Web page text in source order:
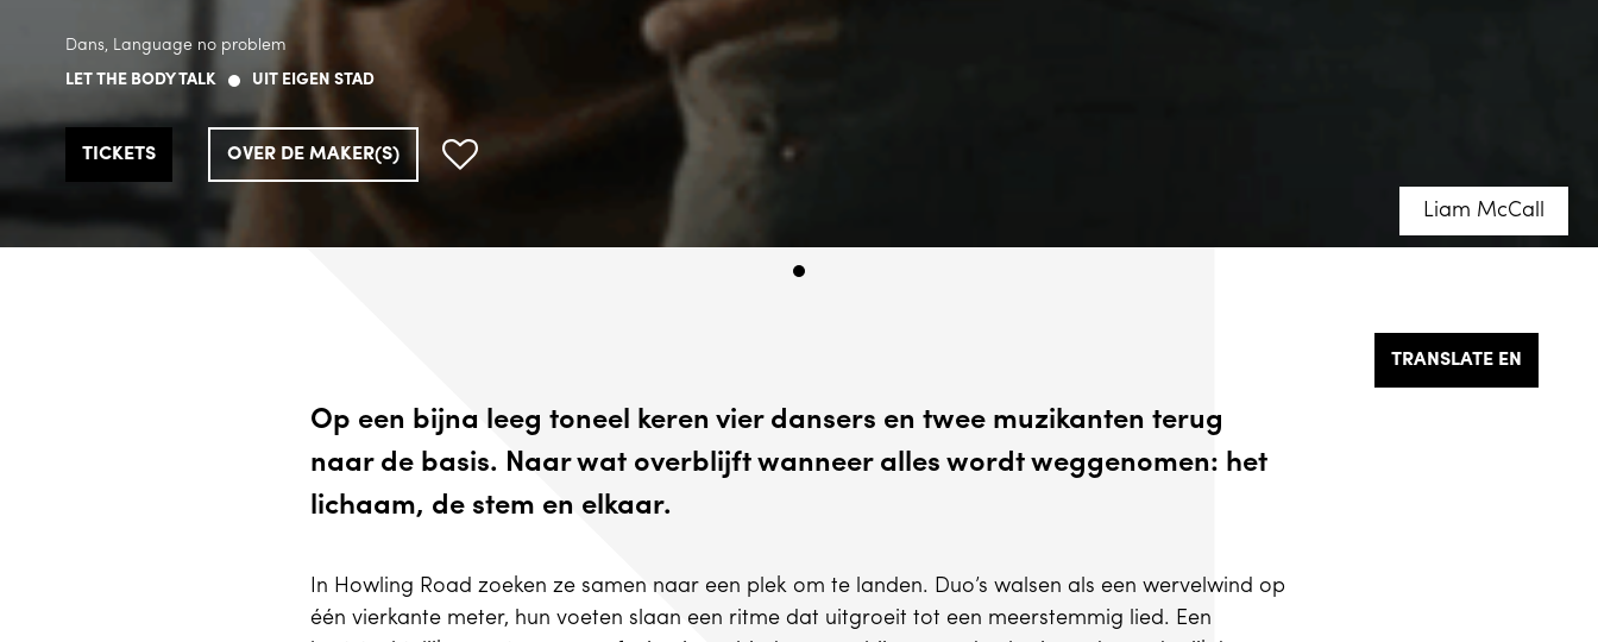
Dans, Language no problem
LET THE BODY TALK
UIT EIGEN STAD
TICKETS OVER DE MAKER(S)
Liam McCall
TRANSLATE EN
Op een bijna leeg toneel keren vier dansers en twee muzikanten terug
naar de basis. Naar wat overblijft wanneer alles wordt weggenomen: het
lichaam, de stem en elkaar.
In Howling Road zoeken ze samen naar een plek om te landen. Duo’s walsen als een wervelwind op
één vierkante meter, hun voeten slaan een ritme dat uitgroeit tot een meerstemmig lied. Een